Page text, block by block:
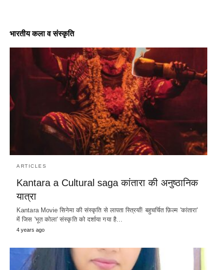
भारतीय कला व संस्कृति
ARTICLES
Kantara a Cultural saga कांतारा की अनुष्ठानिक
यात्रा
Kantara Movie सिनेमा की संस्कृति से लापता स्त्रियाँ! बहुचर्चित फ़िल्म 'कांतारा'
में जिस 'भूत कोला' संस्कृति को दर्शाया गया है…
4 years ago